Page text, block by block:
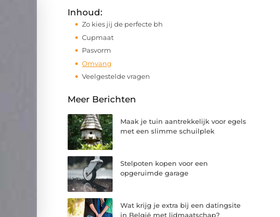
Inhoud:
Zo kies jij de perfecte bh
Cupmaat
Pasvorm
Omvang
Veelgestelde vragen
Meer Berichten
Maak je tuin aantrekkelijk voor egels
met een slimme schuilplek
Stelpoten kopen voor een
opgeruimde garage
Wat krijg je extra bij een datingsite
in België met lidmaatschap?